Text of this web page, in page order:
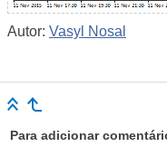
Autor: Vasyl Nosal
Para adicionar